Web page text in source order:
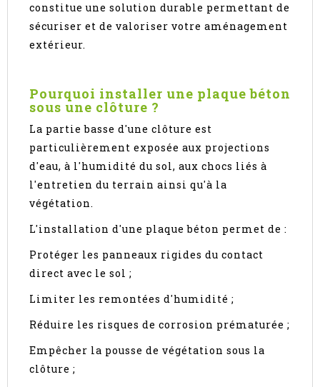
constitue une solution durable permettant de
sécuriser et de valoriser votre aménagement
extérieur.
Pourquoi installer une plaque béton
sous une clôture ?
La partie basse d'une clôture est
particulièrement exposée aux projections
d'eau, à l'humidité du sol, aux chocs liés à
l'entretien du terrain ainsi qu'à la
végétation.
L'installation d'une plaque béton permet de :
Protéger les panneaux rigides du contact
direct avec le sol ;
Limiter les remontées d'humidité ;
Réduire les risques de corrosion prématurée ;
Empêcher la pousse de végétation sous la
clôture ;